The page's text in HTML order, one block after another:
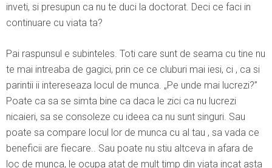
inveti, si presupun ca nu te duci la doctorat. Deci ce faci in
continuare cu viata ta?
Pai raspunsul e subinteles. Toti care sunt de seama cu tine nu
te mai intreaba de gagici, prin ce ce cluburi mai iesi, ci , ca si
parintii ii intereseaza locul de munca. „Pe unde mai lucrezi?”
Poate ca sa se simta bine ca daca le zici ca nu lucrezi
nicaieri, sa se consoleze cu ideea ca nu sunt singuri. Sau
poate sa compare locul lor de munca cu al tau , sa vada ce
beneficii are fiecare.. Sau poate nu stiu altceva in afara de
loc de munca, le ocupa atat de mult timp din viata incat asta